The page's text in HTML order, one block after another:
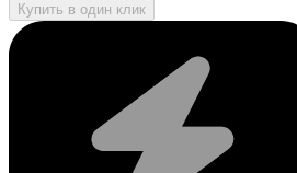
Купить в один клик